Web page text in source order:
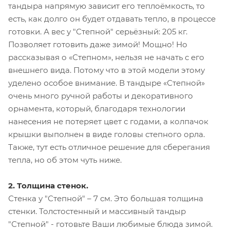
тандыра напрямую зависит его теплоёмкость, то
есть, как долго он будет отдавать тепло, в процессе
готовки. А вес у "Степной" серьёзный: 205 кг.
Позволяет готовить даже зимой! Мощно! Но
рассказывая о «Степном», нельзя не начать с его
внешнего вида. Потому что в этой модели этому
уделено особое внимание. В тандыре «Степной»
очень много ручной работы и декоративного
орнамента, который, благодаря технологии
нанесения не потеряет цвет с годами, а колпачок
крышки выполнен в виде головы степного орла.
Также, тут есть отличное решение для сберегания
тепла, но об этом чуть ниже.
2. Толщина стенок.
Стенка у "Степной" – 7 см. Это большая толщина
стенки. Толстостенный и массивный тандыр
"Степной" - готовьте Ваши любимые блюда зимой.